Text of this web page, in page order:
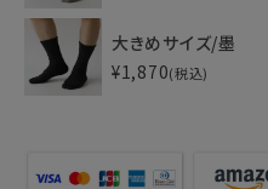
大きめサイズ/墨
¥1,870 税込